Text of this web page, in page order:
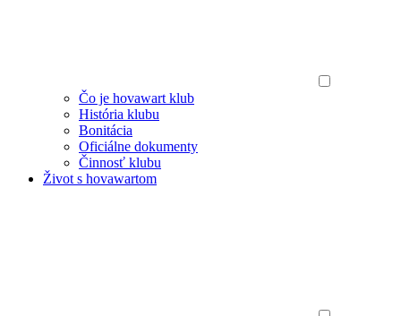
Čo je hovawart klub
História klubu
Bonitácia
Oficiálne dokumenty
Činnosť klubu
Život s hovawartom